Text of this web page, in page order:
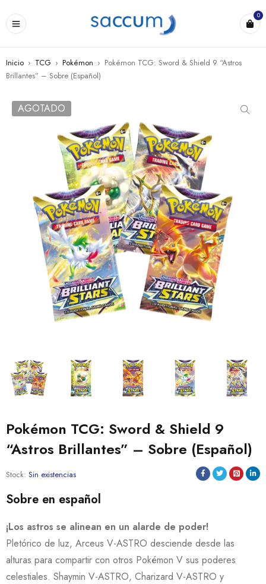
0
Inicio › TCG › Pokémon › Pokémon TCG: Sword & Shield 9 “Astros
Brillantes” – Sobre (Español)
AGOTADO
Pokémon TCG: Sword & Shield 9
“Astros Brillantes” – Sobre (Español)
Stock: Sin existencias
Sobre en español
¡Los astros se alinean en un alarde de poder!
Pletórico de luz, Arceus V-ASTRO desciende desde las
alturas para compartir con otros Pokémon V sus poderes
celestiales. Shaymin V-ASTRO, Charizard V-ASTRO y